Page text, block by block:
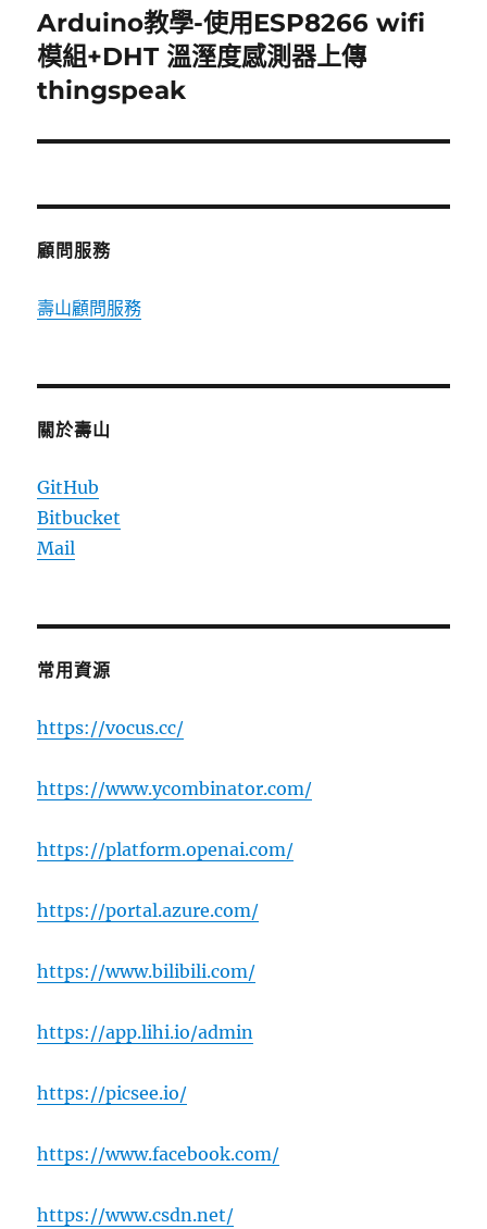
章
導
覽
Arduino教學-使用ESP8266 wifi
模組+DHT 溫溼度感測器上傳
thingspeak
顧問服務
壽山顧問服務
關於壽山
GitHub
Bitbucket
Mail
常用資源
https://vocus.cc/
https://www.ycombinator.com/
https://platform.openai.com/
https://portal.azure.com/
https://www.bilibili.com/
https://app.lihi.io/admin
https://picsee.io/
https://www.facebook.com/
https://www.csdn.net/